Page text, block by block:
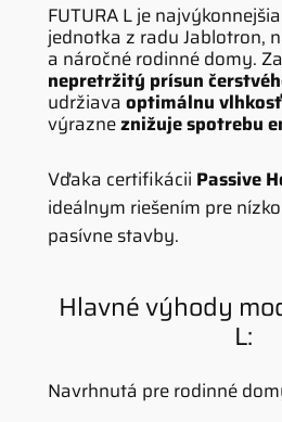
FUTURA L je
jednotka z radu Jablotron,
a náročné rodinné domy.
nepretržitý prísun
udržiava optimálnu vlhkosť
výrazneznižuje spotrebu
Vďaka certifikácii Passive
ideálnym riešením pre
pasívne stavby.
Hlavné výhody
L:
Navrhnutá pre rodinné